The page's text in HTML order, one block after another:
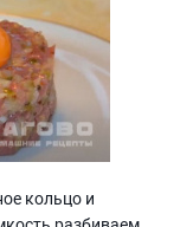
кольцо и